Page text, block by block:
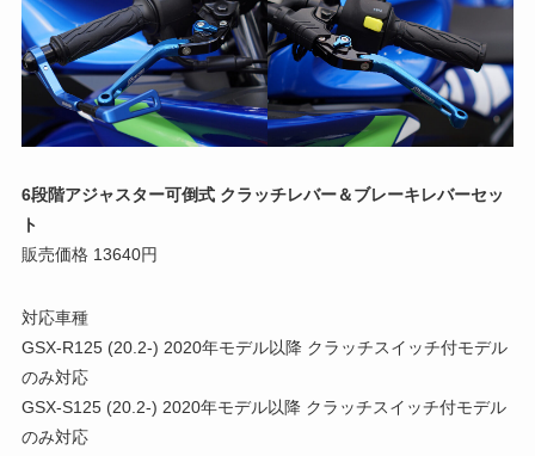
6段階アジャスター可倒式 クラッチレバー＆ブレーキレバーセッ
ト
販売価格 13640円
対応車種
GSX-R125 (20.2-) 2020年モデル以降 クラッチスイッチ付モデル
のみ対応
GSX-S125 (20.2-) 2020年モデル以降 クラッチスイッチ付モデル
のみ対応